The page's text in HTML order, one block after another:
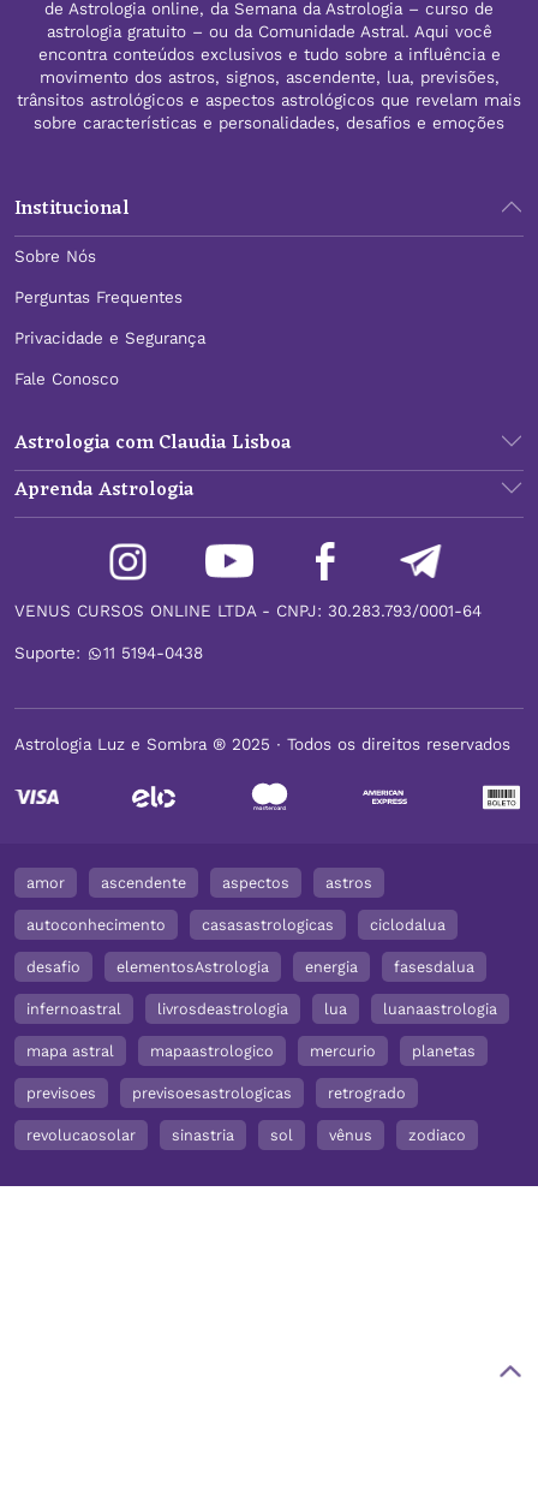
de Astrologia online, da Semana da Astrologia – curso de
astrologia gratuito – ou da Comunidade Astral. Aqui você
encontra conteúdos exclusivos e tudo sobre a influência e
movimento dos astros, signos, ascendente, lua, previsões,
trânsitos astrológicos e aspectos astrológicos que revelam mais
sobre características e personalidades, desafios e emoções
Institucional
Sobre Nós
Perguntas Frequentes
Privacidade e Segurança
Fale Conosco
Astrologia com Claudia Lisboa
Aprenda Astrologia
VENUS CURSOS ONLINE LTDA - CNPJ: 30.283.793/0001-64
Suporte: 11 5194-0438
Astrologia Luz e Sombra ® 2025 ∙ Todos os direitos reservados
amor ascendente aspectos astros
autoconhecimento casasastrologicas ciclodalua
desafio elementosAstrologia energia fasesdalua
infernoastral livrosdeastrologia lua luanaastrologia
mapa astral mapaastrologico mercurio planetas
previsoes previsoesastrologicas retrogrado
revolucaosolar sinastria sol vênus zodiaco